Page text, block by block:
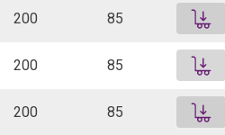
Distanzkorb ohne Kunststoff-Fuss mini | Höhe 50 mm | Länge 2,50 m
Ausführung garantiert ein
der Baustelle
200 85
Distanzkorb ohne Kunststoff-Fuss mini | Höhe 60 mm | Länge 2,50 m
Auführung garantiert ein
der Baustelle
200 85
Distanzkorb ohne Kunststoff-Fuss | Höhe 70 mm | Länge 2,50 m
Auführung garantiert ein
200 85